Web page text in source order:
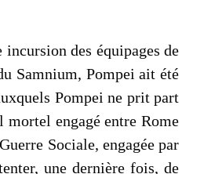
des équipages de
Samnium, Pompei ait été
Pompei ne prit part
mortel engagé entre Rome
Sociale, engagée par
une dernière fois, de